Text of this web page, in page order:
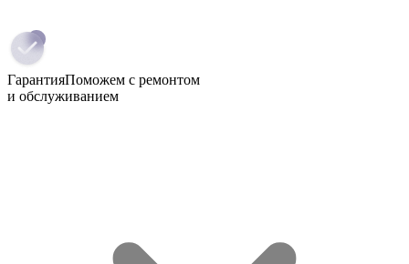
ГарантияПоможем с ремонтом
и обслуживанием